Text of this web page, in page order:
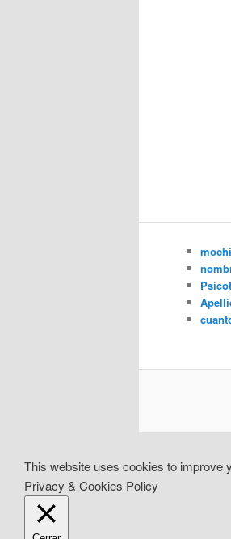
This website uses cookies to improve
Privacy & Cookies Policy